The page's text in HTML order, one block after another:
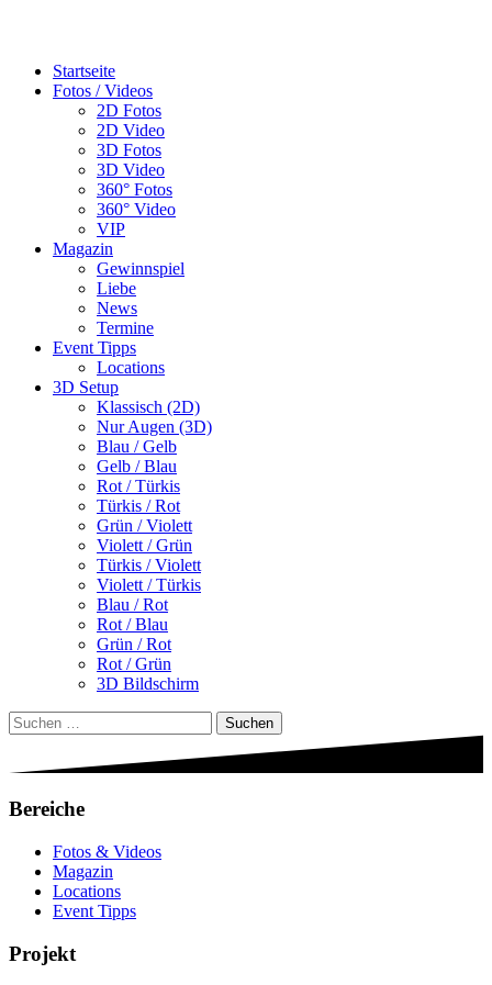
Startseite
Fotos / Videos
2D Fotos
2D Video
3D Fotos
3D Video
360° Fotos
360° Video
VIP
Magazin
Gewinnspiel
Liebe
News
Termine
Event Tipps
Locations
3D Setup
Klassisch (2D)
Nur Augen (3D)
Blau / Gelb
Gelb / Blau
Rot / Türkis
Türkis / Rot
Grün / Violett
Violett / Grün
Türkis / Violett
Violett / Türkis
Blau / Rot
Rot / Blau
Grün / Rot
Rot / Grün
3D Bildschirm
Suchen
nach:
Bereiche
Fotos & Videos
Magazin
Locations
Event Tipps
Projekt